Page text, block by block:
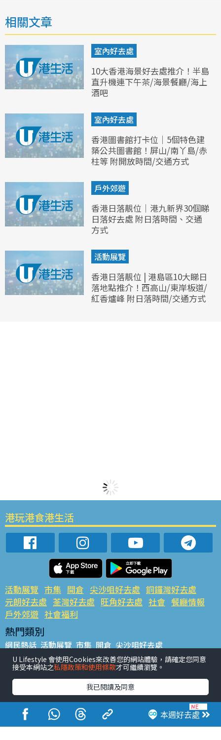
相關文章
室內好去處
10大香港海景好去處推介！半島
直升機連下午茶/海景餐廳/海上
酒吧
室內好去處
香港圖書館打卡位｜5個特色建
築公共圖書館！屏山/南丫島/赤
柱等 附開放時間/交通方式
戶外郊遊
香港日落靚位｜港九新界30個睇
日落好去處 附日落時間、交通
方式
活動展覽
香港日落靚位 | 港島區10大睇日
落地點推介！西高山/東岸板道/
紅香爐峰 附日落時間/交通方式
本週好去處
港玩港食港生活
活動展覽 市集 開倉 尖沙咀好去處 銅鑼灣好去處
元朗好去處 荃灣好去處 旺角好去處 社會 餐廳情報
戶外郊遊 社會福利
熱門類別
網民熱話 活動展覽 市集 開倉 尖沙咀好去處
銅鑼灣好去處 元朗好去處 荃灣好去處 旺角好去處 社會
餐廳情報 戶外郊遊
熱門標籤
#UGO搵好去處 #人氣活動推介 #美食社群熱話
#親子玩樂好去處
#ULifestyle應用程式
#限時搶
#UJetso禮物放送
#ULifestyle商戶中心 #著數 #網絡熱話
U Lifestyle 會使用Cookies來改善您的網站體驗，請確定您同意
接受本網站之私隱政策和使用條款才可繼續瀏覽。
我已閱讀及同意